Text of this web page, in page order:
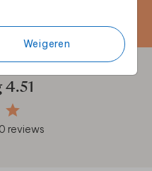
Weigeren
4.51
reviews